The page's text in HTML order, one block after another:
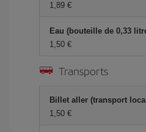
1,89 €
Eau (bouteille de 0,33
1,50 €
Transports
Billet aller (transport
1,50 €